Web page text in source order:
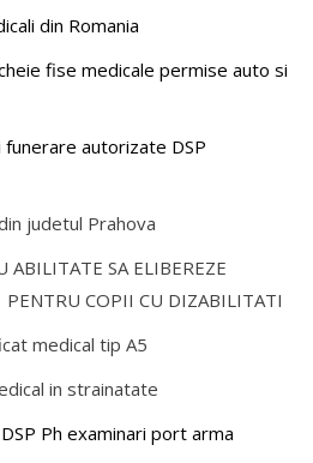
din Romania
fise medicale permise auto si
autorizate DSP
judetul Prahova
ABILITATE SA ELIBEREZE
PENTRU COPII CU DIZABILITATI
medical tip A5
in strainatate
Ph examinari port arma